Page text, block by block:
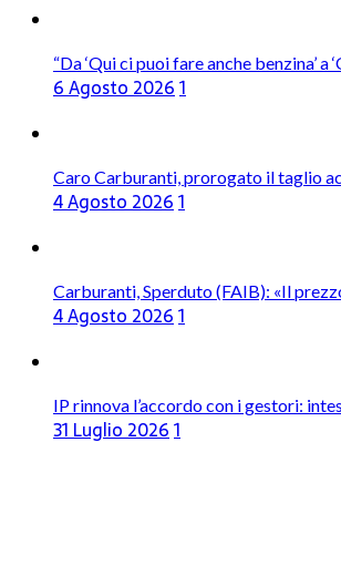
“Da ‘Qui ci puoi fare anche benzina’
6 Agosto 20261
Caro Carburanti, prorogato il taglio
4 Agosto 20261
Carburanti, Sperduto (FAIB): «Il
4 Agosto 20261
IP rinnova l’accordo con i gestori:
31 Luglio 20261